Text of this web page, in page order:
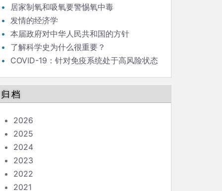
居家制氧和吸氧要警惕氧中毒
发情的经济学
本届政府对中华人民共和国的方针
了解科学史为什么很重要？
COVID-19：针对免疫系统处于高风险状态
归档
2026
2025
2024
2023
2022
2021